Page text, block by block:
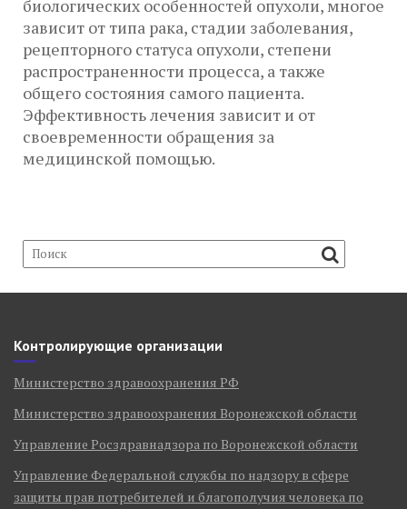
биологических особенностей опухоли, многое
зависит от типа рака, стадии заболевания,
рецепторного статуса опухоли, степени
распространенности процесса, а также
общего состояния самого пациента.
Эффективность лечения зависит и от
своевременности обращения за
медицинской помощью.
Контролирующие организации
Министерство здравоохранения РФ
Министерство здравоохранения Воронежской области
Управление Росздравнадзора по Воронежской области
Управление Федеральной службы по надзору в сфере
защиты прав потребителей и благополучия человека по